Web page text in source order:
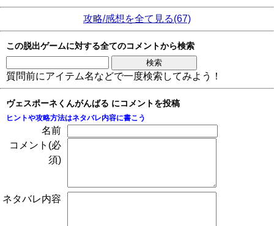
攻略/感想を全て見る(67)
この脱出ゲームに対する全てのコメントから検索
質問前にアイテム名などで一度検索してみよう！
ヴェスポーネくんがんばる にコメントを投稿
ヒントや攻略方法はネタバレ内容に書こう
名前
コメント(必
須)
ネタバレ内容